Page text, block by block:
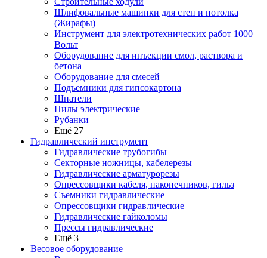
Шлифовальные машинки для стен и потолка
(Жирафы)
Инструмент для электротехнических работ 1000
Вольт
Оборудование для инъекции смол, раствора и
бетона
Оборудование для смесей
Подъемники для гипсокартона
Шпатели
Пилы электрические
Рубанки
Ещё 27
Гидравлический инструмент
Гидравлические трубогибы
Секторные ножницы, кабелерезы
Гидравлические арматурорезы
Опрессовщики кабеля, наконечников, гильз
Съемники гидравлические
Опрессовщики гидравлические
Гидравлические гайколомы
Прессы гидравлические
Ещё 3
Весовое оборудование